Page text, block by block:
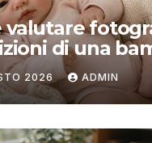
valutare
di una
2026 ADMIN